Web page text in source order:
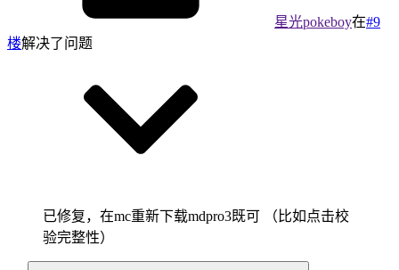
星光pokeboy在#9
楼解决了问题
已修复，在mc重新下载mdpro3既可 （比如点击校
验完整性）